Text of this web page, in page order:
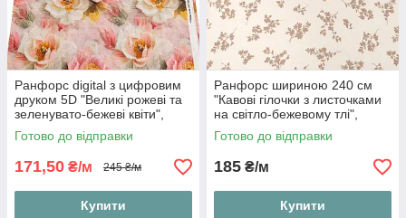
Ранфорс digital з цифровим
друком 5D "Великі рожеві та
зеленувато-бежеві квіти",
№5543
Готово до відправки
171,50 ₴/м 245 ₴/м
Купити
Ранфорс шириною 240 см
"Кавові гілочки з листочками
на світло-бежевому тлі",
№6094
Готово до відправки
185 ₴/м
Купити